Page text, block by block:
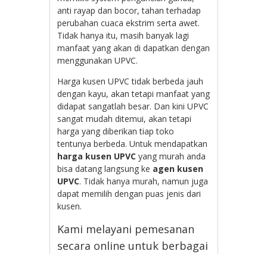
anti rayap dan bocor, tahan terhadap
perubahan cuaca ekstrim serta awet.
Tidak hanya itu, masih banyak lagi
manfaat yang akan di dapatkan dengan
menggunakan UPVC.
Harga kusen UPVC tidak berbeda jauh
dengan kayu, akan tetapi manfaat yang
didapat sangatlah besar. Dan kini UPVC
sangat mudah ditemui, akan tetapi
harga yang diberikan tiap toko
tentunya berbeda. Untuk mendapatkan
harga kusen UPVC yang murah anda
bisa datang langsung ke agen kusen
UPVC. Tidak hanya murah, namun juga
dapat memilih dengan puas jenis dari
kusen.
Kami melayani pemesanan
secara online untuk berbagai